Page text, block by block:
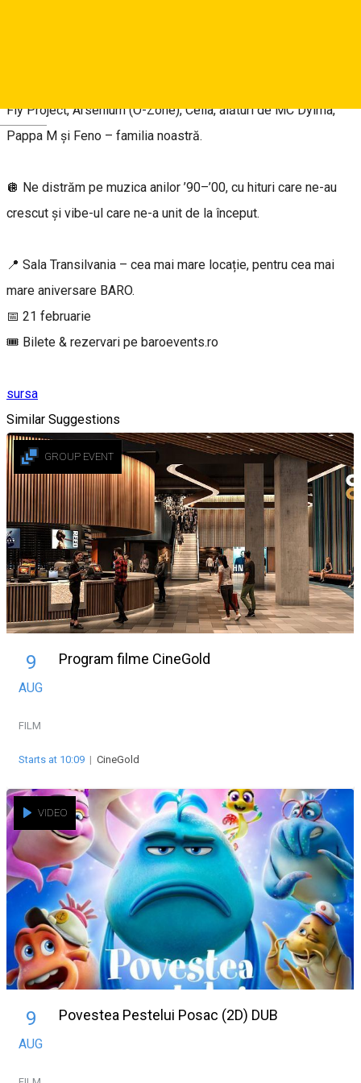
Deutsch
Fly Project, Arsenium (O-Zone), Celia, alături de MC Dylma,
Pappa M și Feno – familia noastră.
🪩 Ne distrăm pe muzica anilor ’90–’00, cu hituri care ne-au
crescut și vibe-ul care ne-a unit de la început.
📍 Sala Transilvania – cea mai mare locație, pentru cea mai
mare aniversare BARO.
📅 21 februarie
🎟️ Bilete & rezervari pe baroevents.ro
sursa
Similar Suggestions
GROUP EVENT
9
AUG
Program filme CineGold
FILM
Starts at 10:09 | CineGold
VIDEO
9
AUG
Povestea Pestelui Posac (2D) DUB